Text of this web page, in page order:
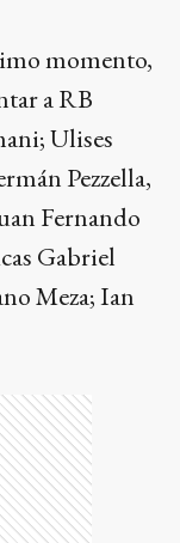
momento,
a RB
Ulises
Pezzella,
Fernando
Gabriel
Meza; Ian